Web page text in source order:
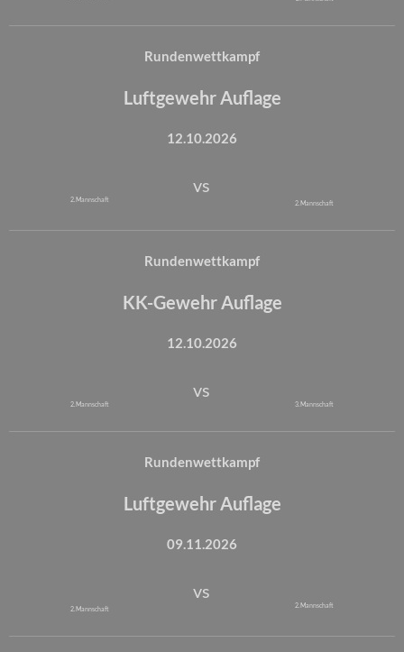
Rundenwettkampf
Luftgewehr Auflage
12.10.2026
2. Mannschaft
vs
2. Mannschaft
Rundenwettkampf
KK-Gewehr Auflage
12.10.2026
2. Mannschaft
vs
3. Mannschaft
Rundenwettkampf
Luftgewehr Auflage
09.11.2026
2. Mannschaft
vs
2. Mannschaft